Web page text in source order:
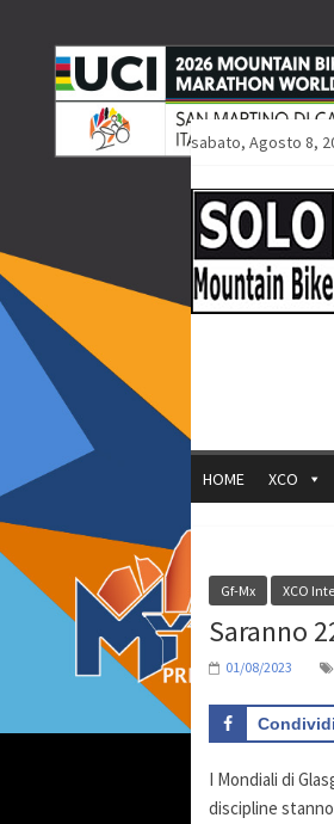
sabato, Agosto 8,
HOME XCO
Gf-Mx XCO
Saranno
01/08/2023
I Mondiali di
discipline